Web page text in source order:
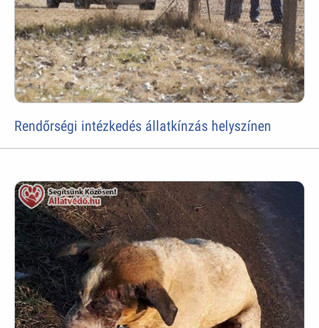
Rendőrségi intézkedés állatkínzás helyszínen